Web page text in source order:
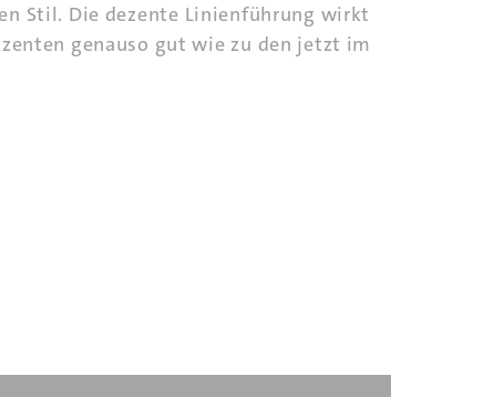
Stil. Die dezente Linienführung wirkt
genauso gut wie zu den jetzt im